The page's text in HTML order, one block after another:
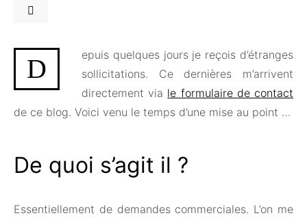
D
epuis quelques jours je reçois d’étranges
sollicitations. Ce dernières m’arrivent
directement via le formulaire de contact
de ce blog. Voici venu le temps d’une mise au point …
De quoi s’agit il ?
Essentiellement de demandes commerciales. L’on me